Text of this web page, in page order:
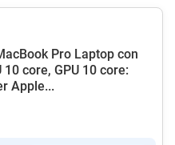
Pro Laptop con
10 core, GPU 10 core:
Apple...